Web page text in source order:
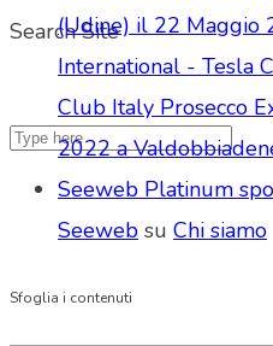
Search Site
(Udine) il 22 Maggio
International - Tesla
Club Italy Prosecco
2022 a
Seeweb Platinum
Seeweb su Chi siamo
Sfoglia i contenuti